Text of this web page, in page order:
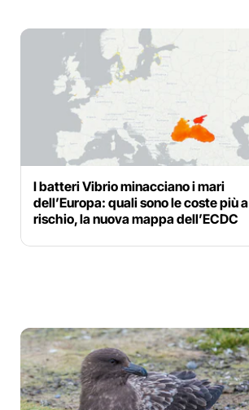
I batteri Vibrio minacciano i mari
dell’Europa: quali sono le coste più a
rischio, la nuova mappa dell’ECDC